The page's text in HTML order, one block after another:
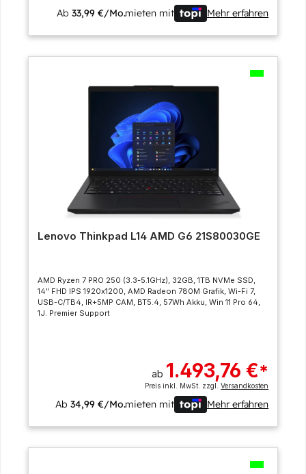
Ab33,99 €/Mo.mieten mit Mehr erfahren
Lenovo Thinkpad L14 AMD G6 21S80030GE
AMD Ryzen 7 PRO 250 (3.3-5.1GHz), 32GB, 1TB NVMe SSD,
14" FHD IPS 1920x1200, AMD Radeon 780M Grafik, Wi-Fi 7,
USB-C/TB4, IR+5MP CAM, BT5.4, 57Wh Akku, Win 11 Pro 64,
1J. Premier Support
ab 1.493,76 €*
Preis inkl. MwSt. zzgl.Versandkosten
Ab34,99 €/Mo.mieten mit Mehr erfahren